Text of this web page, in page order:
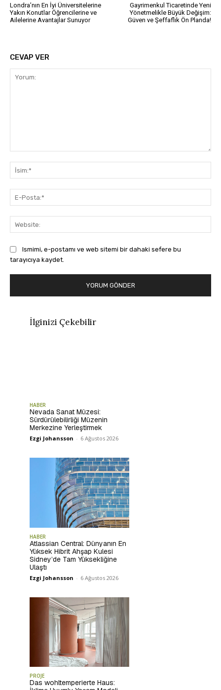
Londra’nın En İyi Üniversitelerine
Yakın Konutlar Öğrencilerine ve
Ailelerine Avantajlar Sunuyor
Gayrimenkul Ticaretinde Yeni
Yönetmelikle Büyük Değişim:
Güven ve Şeffaflık Ön Planda!
CEVAP VER
Ismimi, e-postamı ve web sitemi bir dahaki sefere bu
tarayıcıya kaydet.
İlginizi Çekebilir
HABER
Nevada Sanat Müzesi:
Sürdürülebilirliği Müzenin
Merkezine Yerleştirmek
Ezgi Johansson - 6 Ağustos 2026
HABER
Atlassian Central: Dünyanın En
Yüksek Hibrit Ahşap Kulesi
Sidney’de Tam Yüksekliğine
Ulaştı
Ezgi Johansson - 6 Ağustos 2026
PROJE
Das wohltemperierte Haus: